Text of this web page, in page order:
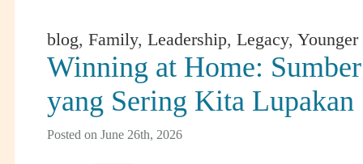
blog, Family, Leadership, Legacy, Younger
Winning at Home:
yang Sering Kita Lupakan
Posted on June 26th, 2026